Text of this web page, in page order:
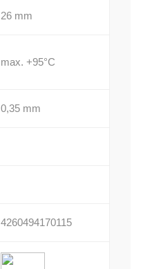
26 mm
max. +95°C
0,35 mm
4260494170115